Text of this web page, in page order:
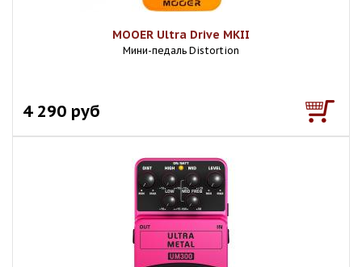
MOOER Ultra Drive MKII
Мини-педаль Distortion
4 290 руб